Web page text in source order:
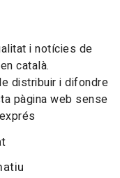
i notícies de
català.
distribuir i difondre
pàgina web sense